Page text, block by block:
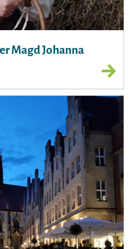
Magd Johanna